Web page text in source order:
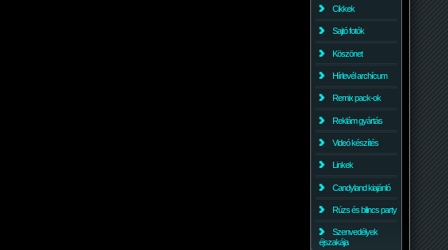
Cikkek
Sajtó fotók
Köszönet
Hírlevél archícum
Remix pack-ok
Reklám gyártás
Videó készítés
Linkek
Candyland kiajánló
Rúzs és bilincs party
Szenvedélyek
éjszakája